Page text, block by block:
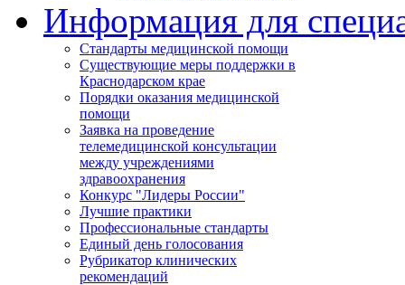
Информация для
Стандарты медицинской помощи
Существующие меры поддержки в
Краснодарском крае
Порядки оказания медицинской
помощи
Заявка на проведение
телемедицинской консультации
между учреждениями
здравоохранения
Конкурс "Лидеры России"
Лучшие практики
Профессиональные стандарты
Единый день голосования
Рубрикатор клинических
рекомендаций